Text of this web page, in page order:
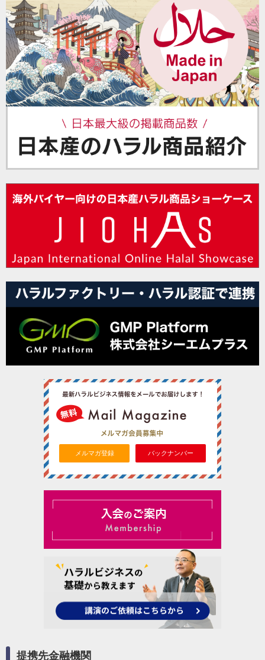
メルマガ登録 バックナンバー
提携先金融機関